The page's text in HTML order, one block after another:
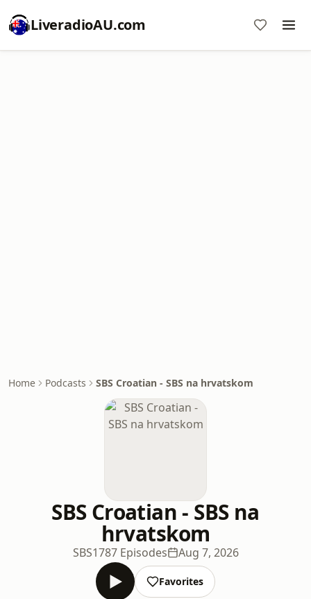
LiveradioAU.com
Home Podcasts SBS Croatian - SBS na hrvatskom
SBS Croatian - SBS na
hrvatskom
SBS1787 Episodes Aug 7, 2026
Favorites